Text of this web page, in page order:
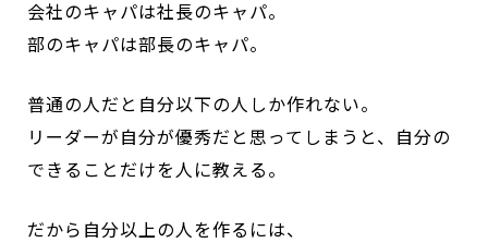
会社のキャパは社長のキャパ。
部のキャパは部長のキャパ。
普通の人だと自分以下の人しか作れない。
リーダーが自分が優秀だと思ってしまうと、自分の
できることだけを人に教える。
だから自分以上の人を作るには、